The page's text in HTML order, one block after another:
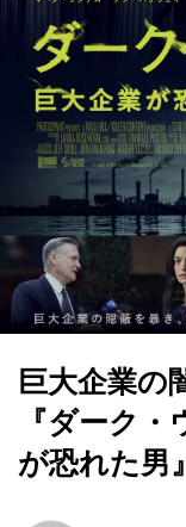
巨大企業の
『ダーク
が恐れた男